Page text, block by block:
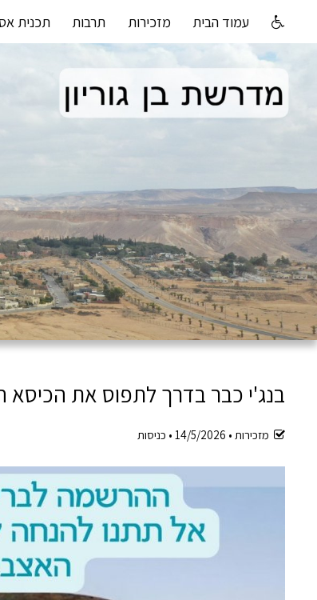
עמוד הבית מזכירות תרבות תכנית
בנג'י כבר בדרך לתפוס את הכיסא הכי טוב
מזכירות • 14/5/2026
• כניסות